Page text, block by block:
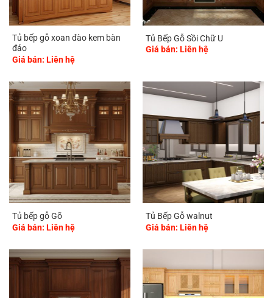
Tủ bếp gỗ xoan đào kem bàn
đảo
Giá bán: Liên hệ
Tủ Bếp Gỗ Sồi Chữ U
Giá bán: Liên hệ
Tủ bếp gỗ Gõ
Giá bán: Liên hệ
Tủ Bếp Gỗ walnut
Giá bán: Liên hệ